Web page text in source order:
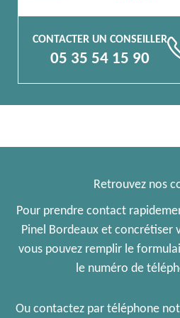
CONTACTER UN CONSEILLER
05 35 54 15 90
Retrouvez nos
Pour prendre contact
Pinel Bordeaux et concrétiser
vous pouvez remplir le
le numéro de
Ou contactez par téléphone